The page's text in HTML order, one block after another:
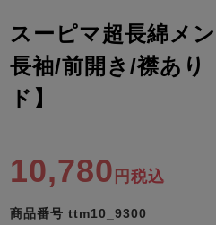
すべての季節のパジャ
き
スーピマ超長綿メ
長袖/前開き/襟あり
ド】
10,780 税込
商品番号 ttm10_9300